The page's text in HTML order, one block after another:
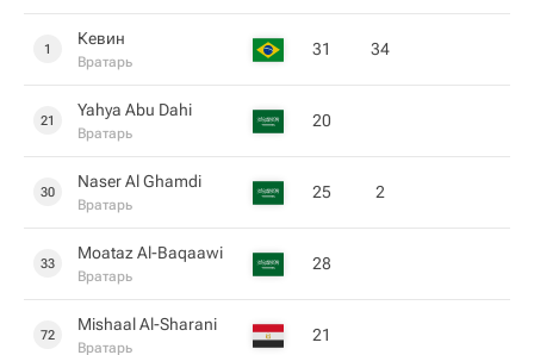
1
Кевин
Вратарь
31 34
21
Yahya Abu Dahi
Вратарь
20
30
Naser Al Ghamdi
Вратарь
25 2
33
Moataz Al-Baqaawi
Вратарь
28
72
Mishaal Al-Sharani
Вратарь
21